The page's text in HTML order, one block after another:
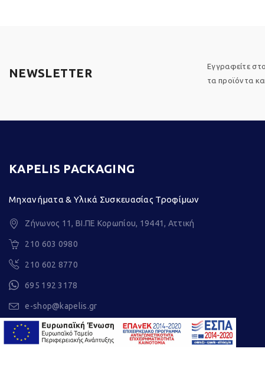
NEWSLETTER
Εγγραφείτε
τα προϊόντα
KAPELIS PACKAGING
Μηχανήματα & Υλικά Συσκευασίας Τροφίμων
Ζήνωνος 11, ΒΙ.ΠΕ Κορωπίου, 19441, Αττική
210 603 0980
210 602 8770
695 192 3178
e-shop@kapelis.gr
ΓΕΜΗ : 2373401000